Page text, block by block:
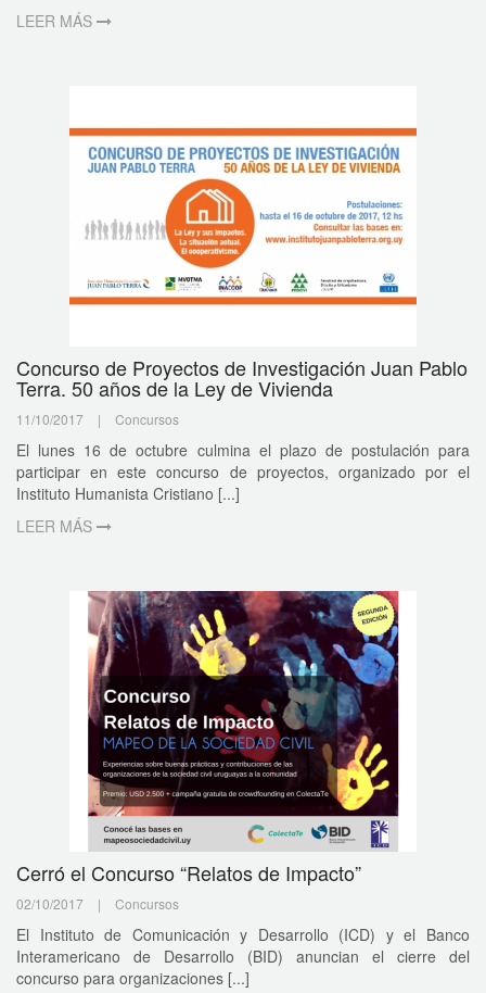
LEER MÁS
Concurso de Proyectos de Investigación Juan Pablo
Terra. 50 años de la Ley de Vivienda
11/10/2017 | Concursos
El lunes 16 de octubre culmina el plazo de postulación para
participar en este concurso de proyectos, organizado por el
Instituto Humanista Cristiano [...]
LEER MÁS
Cerró el Concurso “Relatos de Impacto”
02/10/2017 | Concursos
El Instituto de Comunicación y Desarrollo (ICD) y el Banco
Interamericano de Desarrollo (BID) anuncian el cierre del
concurso para organizaciones [...]